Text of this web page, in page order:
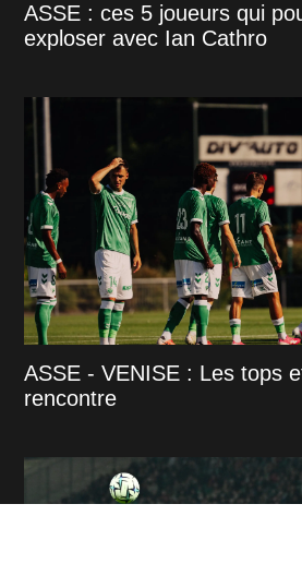
ASSE : ces 5 joueurs qui
exploser avec Ian Cathro
ASSE - VENISE : Les tops
rencontre